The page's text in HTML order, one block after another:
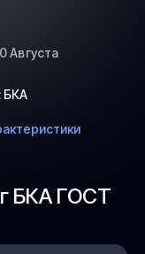
Августа
БКА ГОСТ
: БКА